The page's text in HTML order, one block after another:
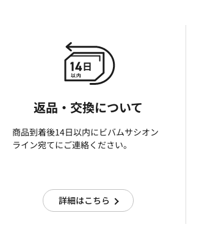
返品・交換について
商品到着後14日以内にビバムサシオン
ライン宛てにご連絡ください。
詳細はこちら